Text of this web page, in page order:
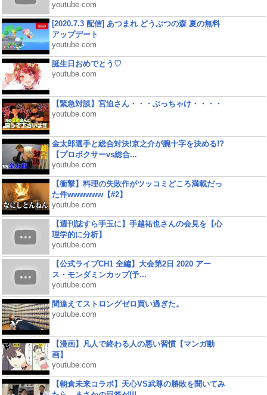
youtube.com
[2020.7.3 配信] あつまれ どうぶつの森 夏の無料
アップデート
youtube.com
誕生日おめでとう♡
youtube.com
【緊急対談】宮迫さん・・・ぶっちゃけ・・・・
youtube.com
金太郎選手と総合対決!京之介が腕十字を決める!?
【プロボクサーvs総合...
youtube.com
【衝撃】料理の失敗作がツッコミどころ満載だっ
た件wwwwww【#2】
youtube.com
【週刊誌すら手玉に】手越祐也さんの会見を【心
理学的に分析】
youtube.com
【公式ライブCH1 全編】大会第2日 2020 アー
ス・モンダミンカップ(予...
youtube.com
間違えてストロングゼロ買い過ぎた。
youtube.com
【漫画】凡人で終わる人の悪い習慣【マンガ動
画】
youtube.com
【朝倉未来コラボ】天心VS武尊の勝敗を聞いてみ